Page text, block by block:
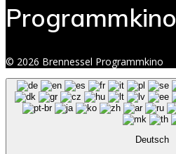
Programmkino
© 2026 Brennessel Programmkino
Deutsch